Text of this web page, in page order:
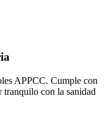
APPCC. Cumple con
tranquilo con la sanidad